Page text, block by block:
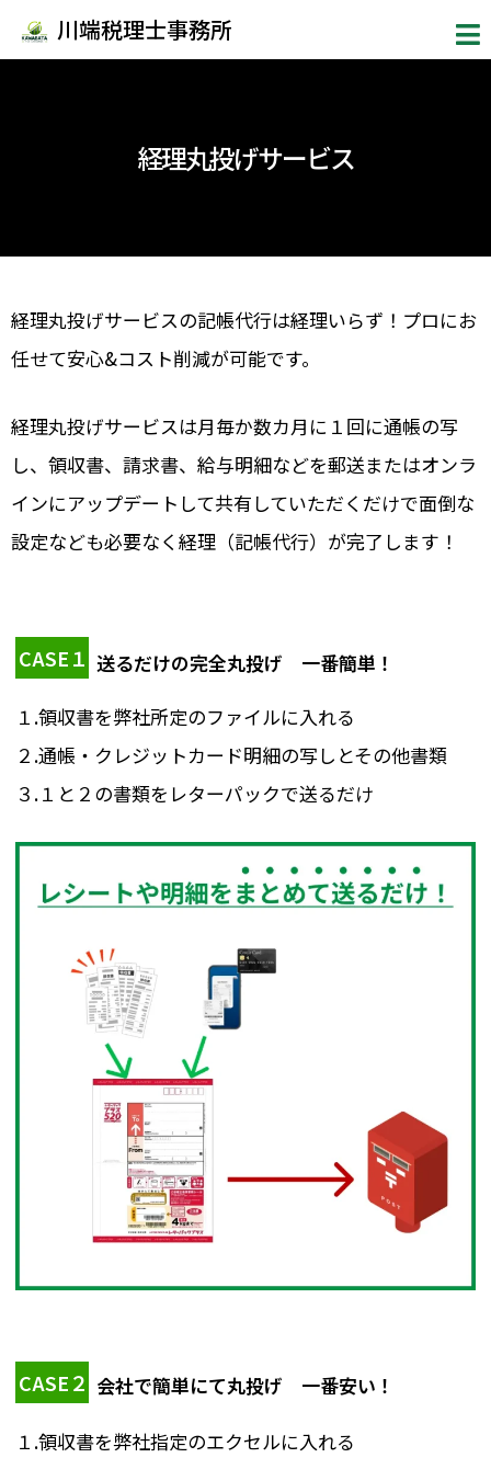
容
川端税理士事務所 メ
ニ
ュ
経理丸投げサービス
経理丸投げサービスの記帳代行は経理いらず！プロにお
任せて安心&コスト削減が可能です。
経理丸投げサービスは月毎か数カ月に１回に通帳の写
し、領収書、請求書、給与明細などを郵送またはオンラ
インにアップデートして共有していただくだけで面倒な
設定なども必要なく経理（記帳代行）が完了します！
CASE１ 送るだけの完全丸投げ 一番簡単！
１.領収書を弊社所定のファイルに入れる
２.通帳・クレジットカード明細の写しとその他書類
３.１と２の書類をレターパックで送るだけ
CASE２ 会社で簡単にて丸投げ 一番安い！
１.領収書を弊社指定のエクセルに入れる